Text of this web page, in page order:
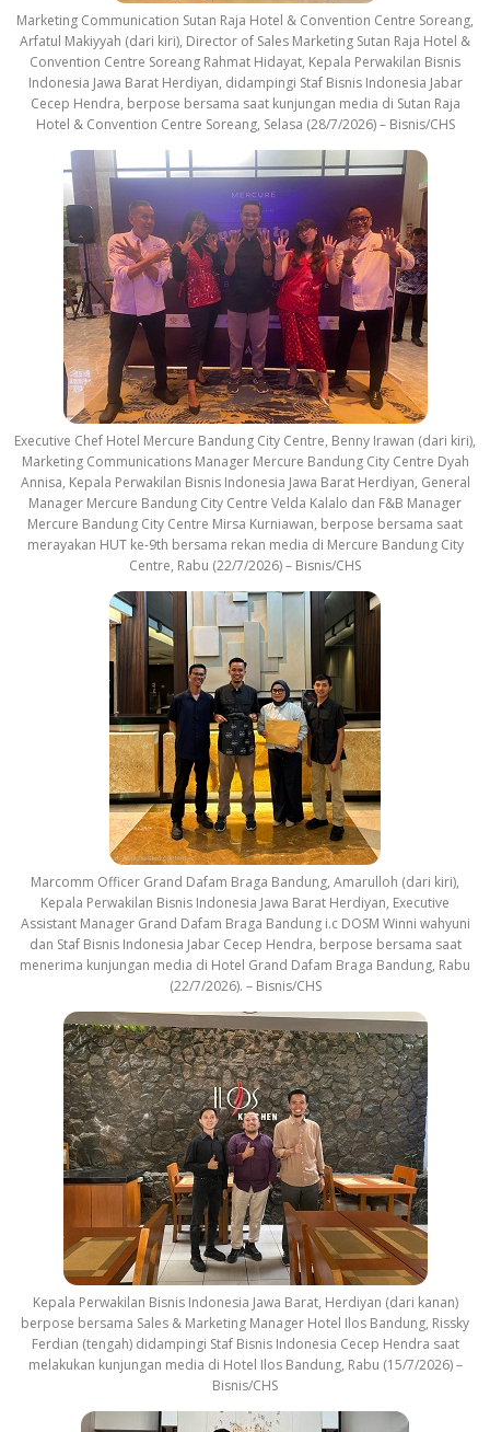
Marketing Communication Sutan Raja Hotel & Convention Centre Soreang,
Arfatul Makiyyah (dari kiri), Director of Sales Marketing Sutan Raja Hotel &
Convention Centre Soreang Rahmat Hidayat, Kepala Perwakilan Bisnis
Indonesia Jawa Barat Herdiyan, didampingi Staf Bisnis Indonesia Jabar
Cecep Hendra, berpose bersama saat kunjungan media di Sutan Raja
Hotel & Convention Centre Soreang, Selasa (28/7/2026) – Bisnis/CHS
Executive Chef Hotel Mercure Bandung City Centre, Benny Irawan (dari kiri),
Marketing Communications Manager Mercure Bandung City Centre Dyah
Annisa, Kepala Perwakilan Bisnis Indonesia Jawa Barat Herdiyan, General
Manager Mercure Bandung City Centre Velda Kalalo dan F&B Manager
Mercure Bandung City Centre Mirsa Kurniawan, berpose bersama saat
merayakan HUT ke-9th bersama rekan media di Mercure Bandung City
Centre, Rabu (22/7/2026) – Bisnis/CHS
Marcomm Officer Grand Dafam Braga Bandung, Amarulloh (dari kiri),
Kepala Perwakilan Bisnis Indonesia Jawa Barat Herdiyan, Executive
Assistant Manager Grand Dafam Braga Bandung i.c DOSM Winni wahyuni
dan Staf Bisnis Indonesia Jabar Cecep Hendra, berpose bersama saat
menerima kunjungan media di Hotel Grand Dafam Braga Bandung, Rabu
(22/7/2026). – Bisnis/CHS
Kepala Perwakilan Bisnis Indonesia Jawa Barat, Herdiyan (dari kanan)
berpose bersama Sales & Marketing Manager Hotel Ilos Bandung, Rissky
Ferdian (tengah) didampingi Staf Bisnis Indonesia Cecep Hendra saat
melakukan kunjungan media di Hotel Ilos Bandung, Rabu (15/7/2026) –
Bisnis/CHS